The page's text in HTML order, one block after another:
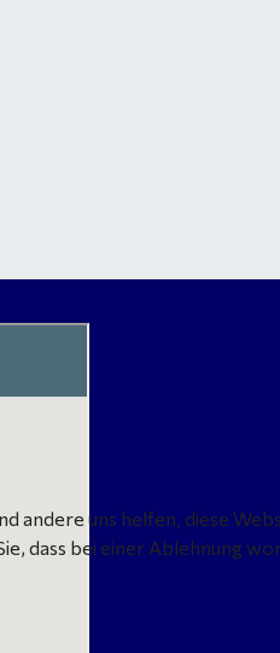
andere uns helfen, diese
dass bei einer Ablehnung